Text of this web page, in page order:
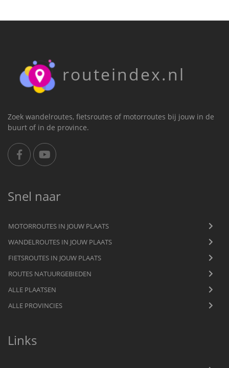
routeindex.nl
Zoek wandelroutes, fietsroutes of motorroutes bij jouw in de
buurt of in de province.
Snel naar
MOTORROUTES IN JOUW PLAATS
WANDELROUTES IN JOUW PLAATS
FIETSROUTES IN JOUW PLAATS
ROUTES NATUURGEBIEDEN
ALLE PLAATSEN
ALLE PROVINCIES
Links